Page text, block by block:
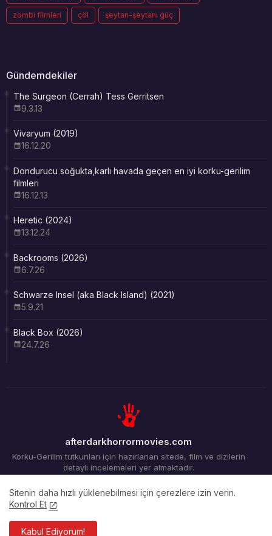
zombi filmleri çöl şeytan-şeytani güç
Gündemdekiler
The Surgeon (Cerrah) Tess Gerritsen
9.3.13
Vivaryum (2019)
16.12.20
Dondurucu soğukta,karlı havada geçen en iyi korku-gerilim
filmleri
16.12.13
Heretic (2024)
13.12.24
Backrooms (2026)
6.7.26
Schwarze Insel (aka Black Island) (2021)
5.9.21
Black Box (2026)
24.7.26
afterdarkhorrormovies.com
Korku-Gerilim tutkunları için hazırlanan sitede, film ve dizilerin
detaylı incelemeleri yer almaktadır.
Sitenin daha hızlı yüklenebilmesi için çerezlere izin verin.
Kontrol Et
Kabul Ediyorum!